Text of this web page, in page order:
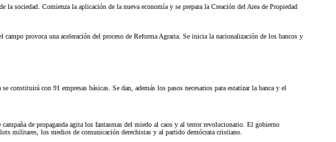
sociedad. Comienza la aplicación de la nueva economía y se prepara la Creación del Area de Propiedad
provoca una aceleración del proceso de Reforma Agraria. Se inicia la nacionalización de los bancos y
con 91 empresas básicas. Se dan, además los pasos necesarios para estatizar la banca y el
de propaganda agita los fantasmas del miedo al caos y al terror revolucionario. El gobierno
militares, los medios de comunicación derechistas y al partido demócrata cristiano.